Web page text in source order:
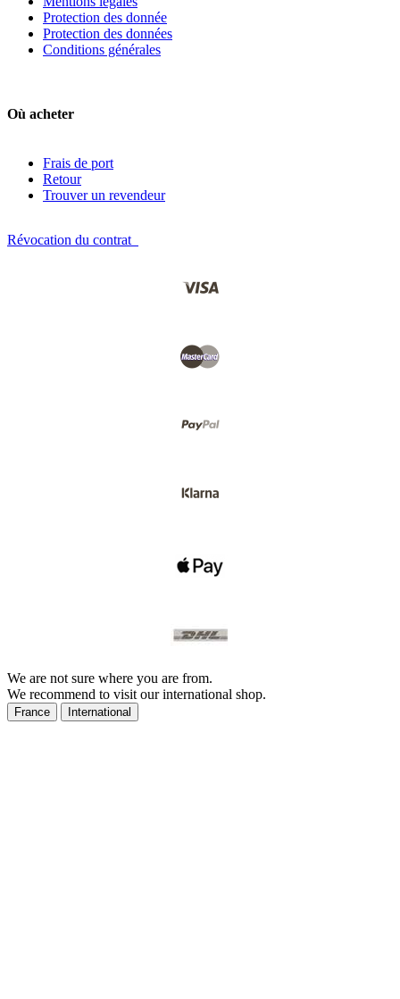
Protection des donnée
Protection des données
Conditions générales
Où acheter
Frais de port
Retour
Trouver un revendeur
Révocation du contrat
We are not sure where you are from.
We recommend to visit our international shop.
France International